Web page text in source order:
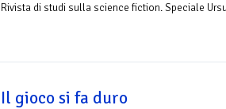
Rivista di studi sulla science fiction. Speciale
Il gioco si fa duro